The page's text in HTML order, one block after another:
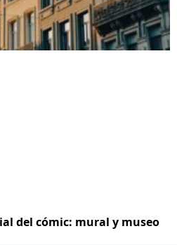
del cómic: mural y museo